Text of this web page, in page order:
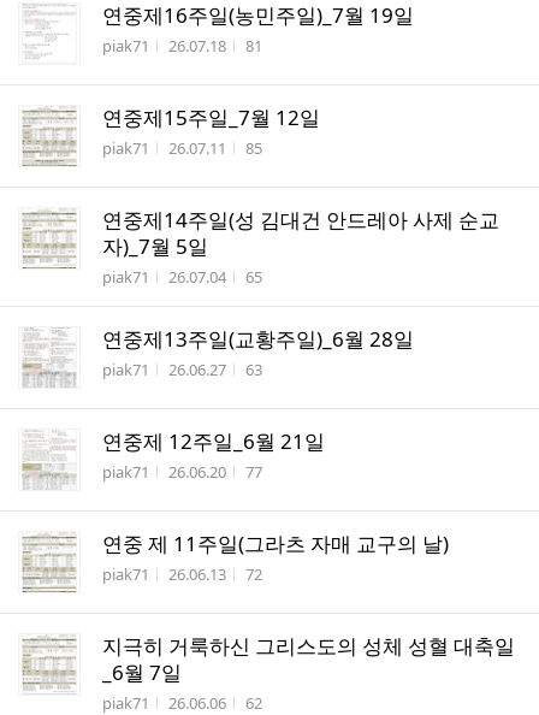
연중제16주일(농민주일)_7월 19일
작성자
piak71 작성시간
26.07.18 조회수
81
연중제15주일_7월 12일
작성자
piak71 작성시간
26.07.11 조회수
85
연중제14주일(성 김대건 안드레아 사제 순교
자)_7월 5일
작성자
piak71 작성시간
26.07.04 조회수
65
연중제13주일(교황주일)_6월 28일
작성자
piak71 작성시간
26.06.27 조회수
63
연중제 12주일_6월 21일
작성자
piak71 작성시간
26.06.20 조회수
77
연중 제 11주일(그라츠 자매 교구의 날)
작성자
piak71 작성시간
26.06.13 조회수
72
지극히 거룩하신 그리스도의 성체 성혈 대축일
_6월 7일
작성자
piak71 작성시간
26.06.06 조회수
62